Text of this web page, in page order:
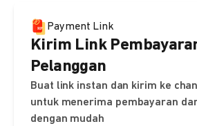
Payment Link
Kirim Link
Pelanggan
Buat link instan dan kirim ke
untuk menerima pembayaran
dengan mudah